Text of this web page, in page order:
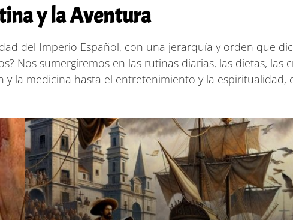
y la Aventura
del Imperio Español, con una jerarquía y orden que
Nos sumergiremos en las rutinas diarias, las dietas, las
la medicina hasta el entretenimiento y la espiritualidad,